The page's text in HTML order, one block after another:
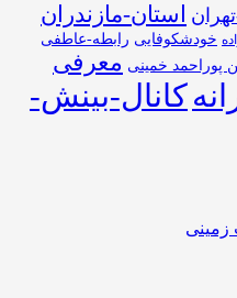
استان-مازندران
خودشکوفایی رابطه-عاطفی
پوراحمد خمینی معرفی
کانال-بینش-